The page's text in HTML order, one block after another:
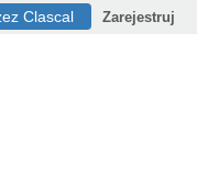
Clascal Zarejestruj